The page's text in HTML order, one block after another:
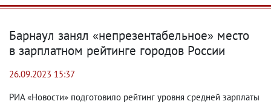
Барнаул занял «непрезентабельное» место
в зарплатном рейтинге городов России
26.09.2023 15:37
РИА «Новости» подготовило рейтинг уровня средней зарплаты